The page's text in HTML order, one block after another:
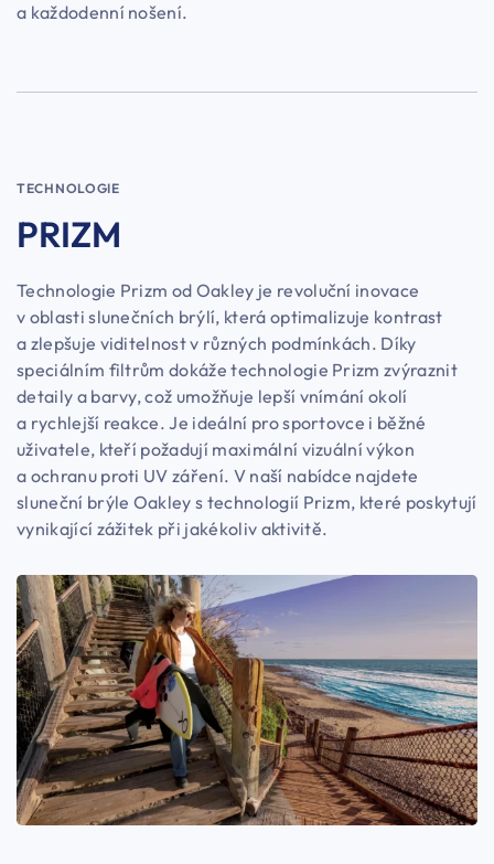
a každodenní nošení.
TECHNOLOGIE
PRIZM
Technologie Prizm od Oakley je revoluční inovace
v oblasti slunečních brýlí, která optimalizuje kontrast
a zlepšuje viditelnost v různých podmínkách. Díky
speciálním filtrům dokáže technologie Prizm zvýraznit
detaily a barvy, což umožňuje lepší vnímání okolí
a rychlejší reakce. Je ideální pro sportovce i běžné
uživatele, kteří požadují maximální vizuální výkon
a ochranu proti UV záření. V naší nabídce najdete
sluneční brýle Oakley s technologií Prizm, které poskytují
vynikající zážitek při jakékoliv aktivitě.